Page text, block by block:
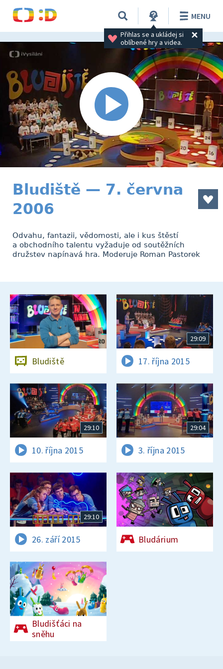
Přihlas se a ukládej si
oblíbené hry a videa.
MENU
Bludiště — 7. června
2006
Odvahu, fantazii, vědomosti, ale i kus štěstí
a obchodního talentu vyžaduje od soutěžních
družstev napínavá hra. Moderuje Roman Pastorek
Bludiště
29:09
17. října 2015
29:10
10. října 2015
29:04
3. října 2015
29:10
26. září 2015 Bludárium
Bludišťáci na
sněhu